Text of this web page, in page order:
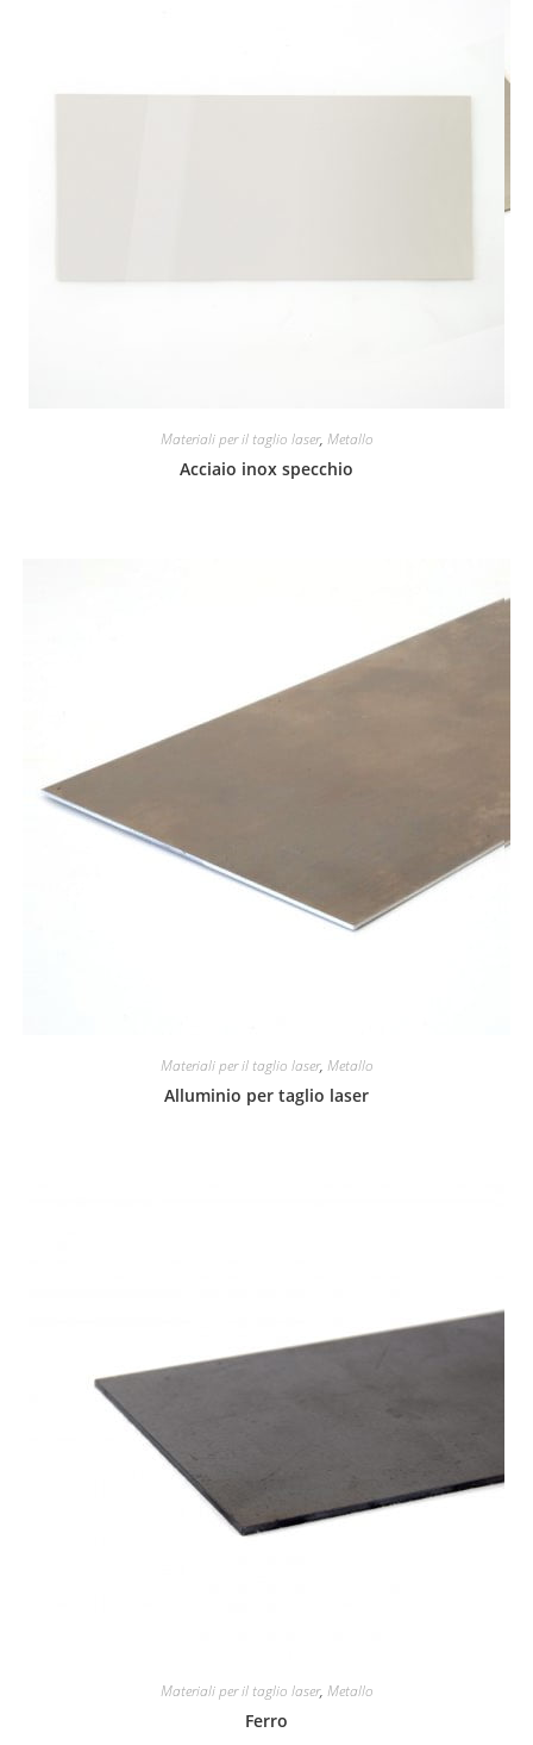
Materiali per il taglio laser, Metallo
Acciaio inox specchio
Materiali per il taglio laser, Metallo
Alluminio per taglio laser
Materiali per il taglio laser, Metallo
Ferro